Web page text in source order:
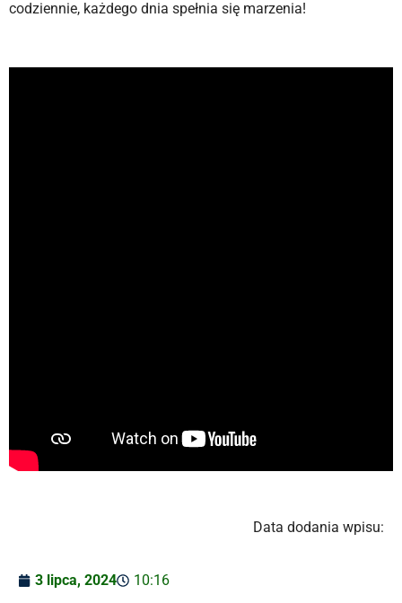
codziennie, każdego dnia spełnia się marzenia!
Data dodania wpisu:
3 lipca, 2024 10:16